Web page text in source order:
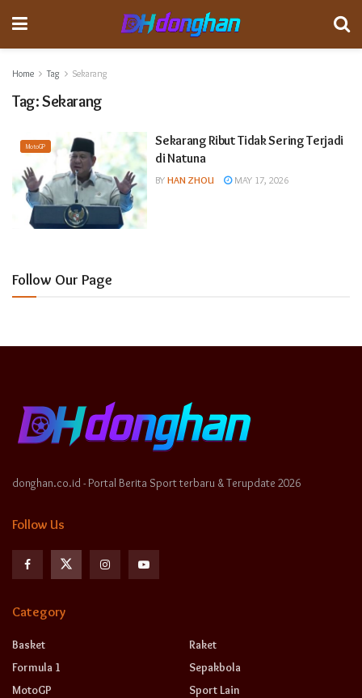
Home Tag Sekarang
Tag:Sekarang
MotoGP
Sekarang Ribut Tidak Sering Terjadi
di Natuna
BY HAN ZHOU MAY 17, 2026
Follow Our Page
donghan.co.id - Portal Berita Sport terbaru & Terupdate 2026
Follow Us
Category
Basket
Formula 1
MotoGP
Raket
Sepakbola
Sport Lain